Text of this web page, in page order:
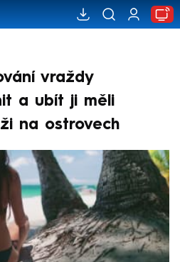
vraždy
a ubít ji měli
na ostrovech